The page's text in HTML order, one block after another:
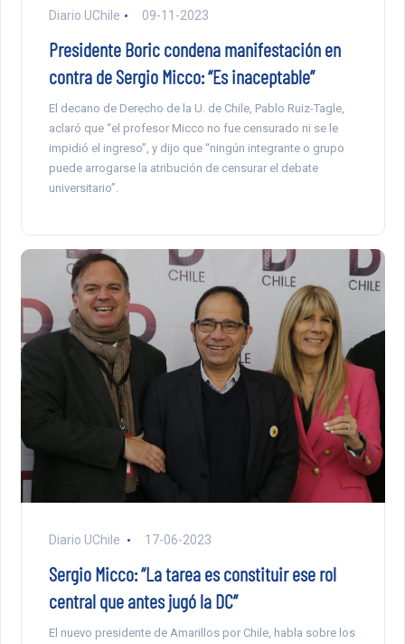
Diario UChile 09-11-2023
Presidente Boric condena manifestación en
contra de Sergio Micco: “Es inaceptable”
El decano de Derecho de la U. de Chile, Pablo Ruiz-Tagle,
aclaró que “el profesor Micco no fue censurado ni se le
impidió el ingreso”, y dijo que “ningún integrante o grupo
puede arrogarse la atribución de censurar el debate
universitario”.
Diario UChile 17-06-2023
Sergio Micco: “La tarea es constituir ese rol
central que antes jugó la DC”
El nuevo presidente de Amarillos por Chile, habla sobre los